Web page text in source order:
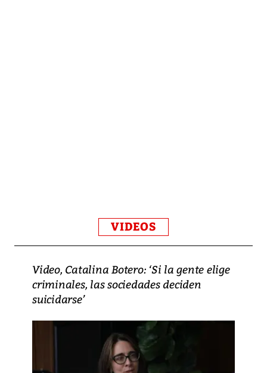
VIDEOS
Video, Catalina Botero: ‘Si la gente elige
criminales, las sociedades deciden
suicidarse’